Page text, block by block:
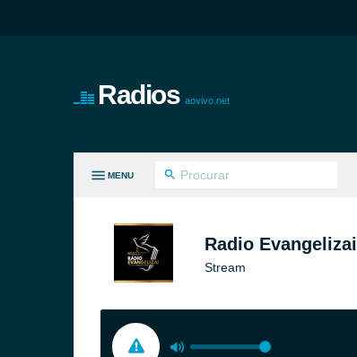
Radios aovivo.net
MENU
Radio Evangelizai
Stream